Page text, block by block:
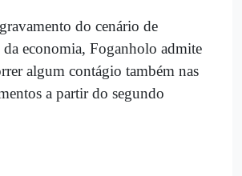
do cenário de
da economia, Foganholo admite
algum contágio também nas
a partir do segundo